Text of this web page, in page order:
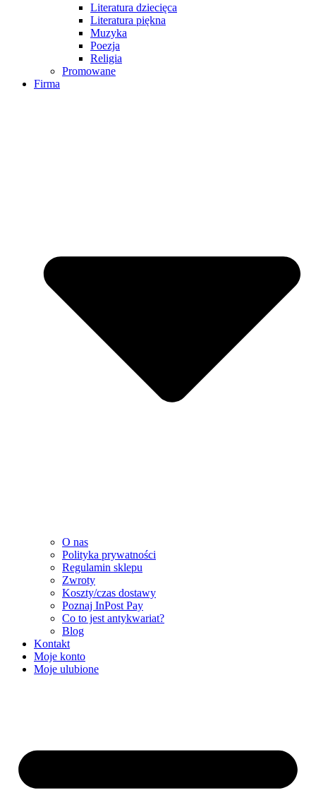
Literatura dziecięca
Literatura piękna
Muzyka
Poezja
Religia
Promowane
Firma
O nas
Polityka prywatności
Regulamin sklepu
Zwroty
Koszty/czas dostawy
Poznaj InPost Pay
Co to jest antykwariat?
Blog
Kontakt
Moje konto
Moje ulubione